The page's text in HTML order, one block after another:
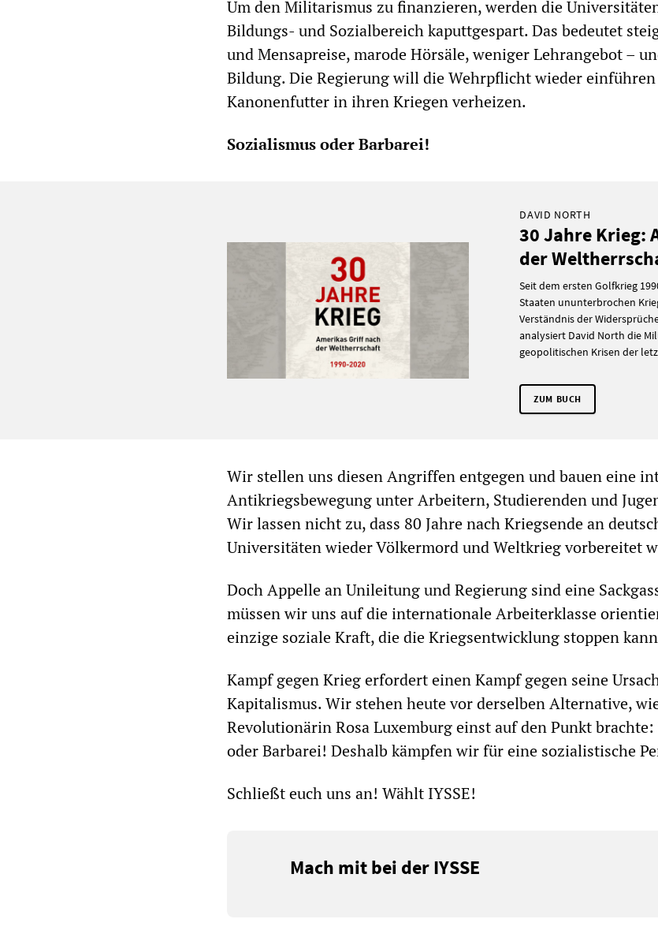
Um den Militarismus zu finanzieren, werden die
Bildungs- und Sozialbereich kaputtgespart. Das bedeutet
und Mensapreise, marode Hörsäle, weniger Lehrangebot –
Bildung. Die Regierung will die Wehrpflicht wieder einführen
Kanonenfutter in ihren Kriegen verheizen.
Sozialismus oder Barbarei!
DAVID NORTH
30 Jahre Krieg:
der
Seit dem ersten Golfkrieg
Staaten ununterbrochen
Verständnis der
analysiert David North die
geopolitischen Krisen der
ZUM BUCH
Wir stellen uns diesen Angriffen entgegen und bauen eine
Antikriegsbewegung unter Arbeitern, Studierenden und
Wir lassen nicht zu, dass 80 Jahre nach Kriegsende an
Universitäten wieder Völkermord und Weltkrieg vorbereitet
Doch Appelle an Unileitung und Regierung sind eine
müssen wir uns auf die internationale Arbeiterklasse
einzige soziale Kraft, die die Kriegsentwicklung stoppen
Kampf gegen Krieg erfordert einen Kampf gegen seine
Kapitalismus. Wir stehen heute vor derselben Alternative,
Revolutionärin Rosa Luxemburg einst auf den Punkt
oder Barbarei! Deshalb kämpfen wir für eine sozialistische
Schließt euch uns an! Wählt IYSSE!
Mach mit bei der IYSSE